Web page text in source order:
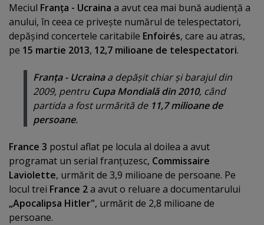
Meciul Franţa - Ucraina a avut cea mai bună audienţă a
anului, în ceea ce priveşte numărul de telespectatori,
depăşind concertele caritabile Enfoirés, care au atras,
pe 15 martie 2013, 12,7 milioane de telespectatori.
Franţa - Ucrainaa depăşit chiar şi barajul din
2009, pentru Cupa Mondială din 2010, când
partida a fost urmărită de 11,7 milioane de
persoane.
France 3 postul aflat pe locula al doilea a avut
programat un serial franţuzesc, Commissaire
Laviolette, urmărit de 3,9 milioane de persoane. Pe
locul trei France 2a avut o reluare a documentarului
„Apocalipsa Hitler", urmărit de 2,8 milioane de
persoane.